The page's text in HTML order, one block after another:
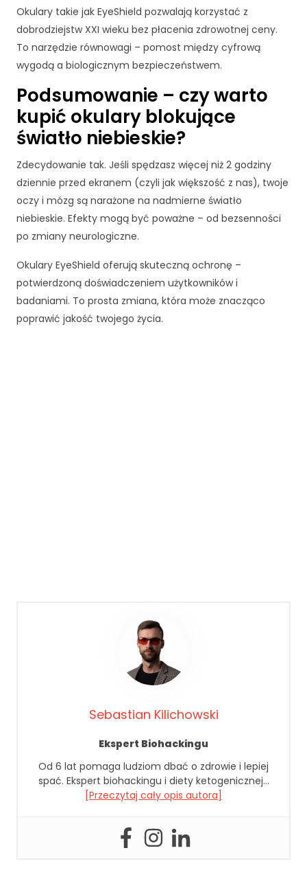
Okulary takie jak EyeShield pozwalają korzystać z
dobrodziejstw XXI wieku bez płacenia zdrowotnej ceny.
To narzędzie równowagi – pomost między cyfrową
wygodą a biologicznym bezpieczeństwem.
Podsumowanie – czy warto
kupić okulary blokujące
światło niebieskie?
Zdecydowanie tak. Jeśli spędzasz więcej niż 2 godziny
dziennie przed ekranem (czyli jak większość z nas), twoje
oczy i mózg są narażone na nadmierne światło
niebieskie. Efekty mogą być poważne – od bezsenności
po zmiany neurologiczne.
Okulary EyeShield oferują skuteczną ochronę –
potwierdzoną doświadczeniem użytkowników i
badaniami. To prosta zmiana, która może znacząco
poprawić jakość twojego życia.
Sebastian Kilichowski
Ekspert Biohackingu
Od 6 lat pomaga ludziom dbać o zdrowie i lepiej
spać. Ekspert biohackingu i diety ketogenicznej…
[Przeczytaj cały opis autora]
n
n
o
ś
i
ru
kt
ę
st
n
y
te
rn
et
w